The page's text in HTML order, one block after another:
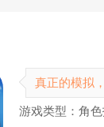
真正的模拟
游戏类型：角